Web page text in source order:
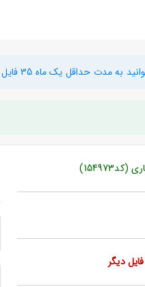
یک ماه 35 فایل را دانلود کنید